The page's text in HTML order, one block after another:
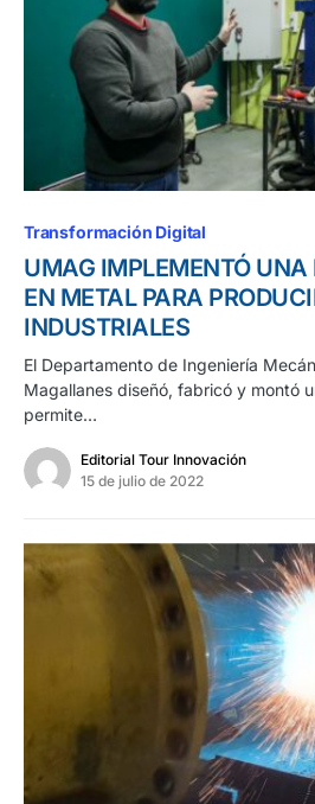
Transformación Digital
UMAG IMPLEMENTÓ UNA
EN METAL PARA
INDUSTRIALES
El Departamento de Ingeniería
Magallanes diseñó, fabricó y montó
permite…
Editorial Tour Innovación
15 de julio de 2022